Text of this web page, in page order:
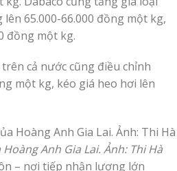
65.000-66.000 đồng một kg,
đồng một kg.
cả nước cũng điều chỉnh
một kg, kéo giá heo hơi lên
Anh Gia Lai. Ảnh: Thi Hà
– nơi tiếp nhận lượng lớn